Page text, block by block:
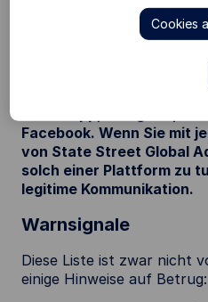
der State Street Gruppe
gefälschte Dokumente
State Street Global
Geschäfte über
Facebook. Wenn Sie mit
von State Street Global
solch einer Plattform zu
legitime Kommunikation.
Warnsignale
Diese Liste ist zwar nicht
einige Hinweise auf Betrug:
Cookies